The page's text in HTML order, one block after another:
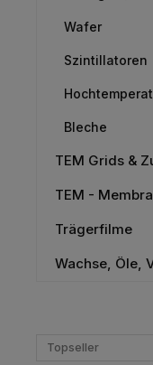
Wafer
Szintillatoren
Bleche
TEM Grids &
TEM -
Trägerfilme
Wachse, Öle,